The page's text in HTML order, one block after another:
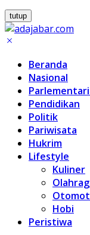
tutup
Beranda
Nasional
Pendidikan
Politik
Pariwisata
Hukrim
Lifestyle
Kuliner
Hobi
Peristiwa